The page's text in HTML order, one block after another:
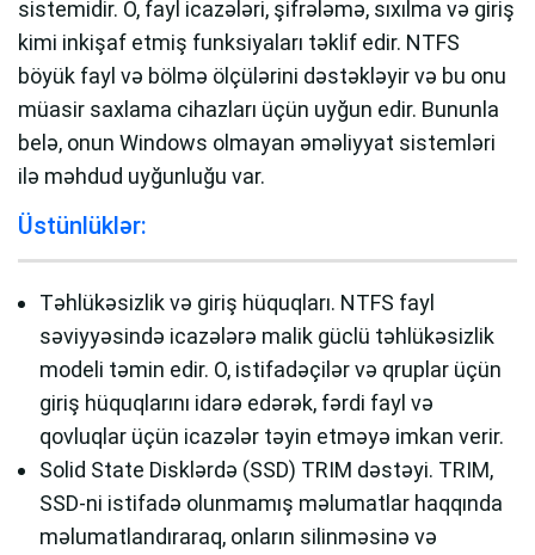
sistemidir. O, fayl icazələri, şifrələmə, sıxılma və giriş
kimi inkişaf etmiş funksiyaları təklif edir. NTFS
böyük fayl və bölmə ölçülərini dəstəkləyir və bu onu
müasir saxlama cihazları üçün uyğun edir. Bununla
belə, onun Windows olmayan əməliyyat sistemləri
ilə məhdud uyğunluğu var.
Üstünlüklər:
Təhlükəsizlik və giriş hüquqları. NTFS fayl
səviyyəsində icazələrə malik güclü təhlükəsizlik
modeli təmin edir. O, istifadəçilər və qruplar üçün
giriş hüquqlarını idarə edərək, fərdi fayl və
qovluqlar üçün icazələr təyin etməyə imkan verir.
Solid State Disklərdə (SSD) TRIM dəstəyi. TRIM,
SSD-ni istifadə olunmamış məlumatlar haqqında
məlumatlandıraraq, onların silinməsinə və